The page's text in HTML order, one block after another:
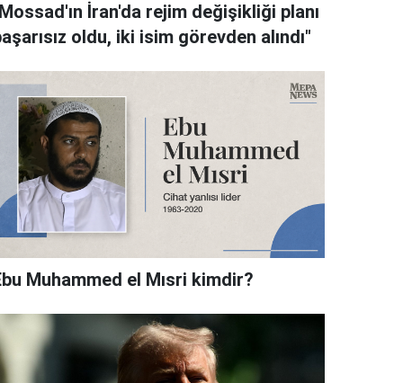
İran'da rejim değişikliği planı
oldu, iki isim görevden alındı"
Muhammed el Mısri kimdir?